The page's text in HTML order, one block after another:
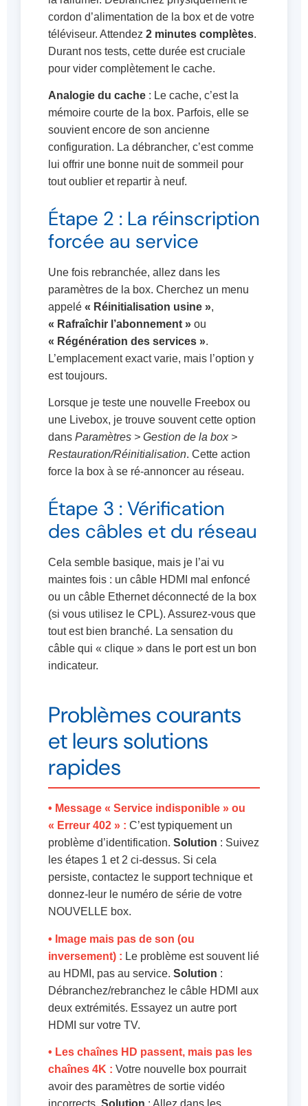
cordon d’alimentation de la box et de votre
téléviseur. Attendez 2 minutes complètes.
Durant nos tests, cette durée est cruciale
pour vider complètement le cache.
Analogie du cache : Le cache, c’est la
mémoire courte de la box. Parfois, elle se
souvient encore de son ancienne
configuration. La débrancher, c’est comme
lui offrir une bonne nuit de sommeil pour
tout oublier et repartir à neuf.
Étape 2 : La réinscription
forcée au service
Une fois rebranchée, allez dans les
paramètres de la box. Cherchez un menu
appelé « Réinitialisation usine »,
« Rafraîchir l’abonnement » ou
« Régénération des services ».
L’emplacement exact varie, mais l’option y
est toujours.
Lorsque je teste une nouvelle Freebox ou
une Livebox, je trouve souvent cette option
dans Paramètres > Gestion de la box >
Restauration/Réinitialisation. Cette action
force la box à se ré-annoncer au réseau.
Étape 3 : Vérification
des câbles et du réseau
Cela semble basique, mais je l’ai vu
maintes fois : un câble HDMI mal enfoncé
ou un câble Ethernet déconnecté de la box
(si vous utilisez le CPL). Assurez-vous que
tout est bien branché. La sensation du
câble qui « clique » dans le port est un bon
indicateur.
Problèmes courants
et leurs solutions
rapides
• Message « Service indisponible » ou
« Erreur 402 » : C’est typiquement un
problème d’identification. Solution : Suivez
les étapes 1 et 2 ci-dessus. Si cela
persiste, contactez le support technique et
donnez-leur le numéro de série de votre
NOUVELLE box.
• Image mais pas de son (ou
inversement) : Le problème est souvent lié
au HDMI, pas au service. Solution :
Débranchez/rebranchez le câble HDMI aux
deux extrémités. Essayez un autre port
HDMI sur votre TV.
• Les chaînes HD passent, mais pas les
chaînes 4K : Votre nouvelle box pourrait
avoir des paramètres de sortie vidéo
incorrects. Solution : Allez dans les